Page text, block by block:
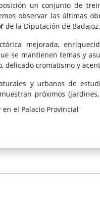
un conjunto de
observar las últimas
de la Diputación de Badajoz.
mejorada,
se mantienen temas y
delicado cromatismo y
y urbanos de
próximos
la ría de Bilbao,
de
brumosos, sin estar
el Palacio Provincial